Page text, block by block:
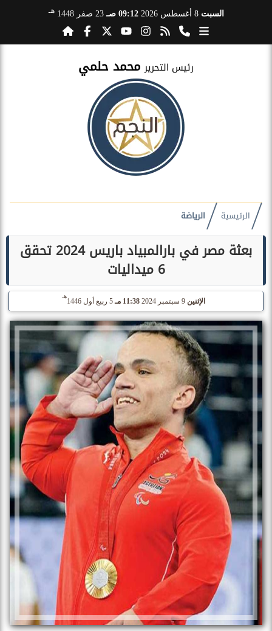
السبت 8 أغسطس 2026 09:12 صـ 23 صفر 1448 هـ
رئيس التحرير محمد حلمي
الرئيسية الرياضة
بعثة مصر في بارالمبياد باريس 2024 تحقق
6 ميداليات
الإثنين 11:38 مـ 5 ربيع أول 1446
هـ